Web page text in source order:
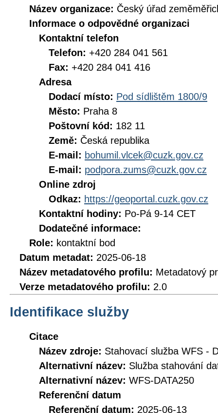
Název organizace: Český úřad
Informace o odpovědné organizaci
Kontaktní telefon
Telefon: +420 284 041 561
Fax: +420 284 041 416
Adresa
Dodací místo: Pod sídlištěm 1800/9
Město: Praha 8
Poštovní kód: 182 11
Země: Česká republika
E-mail: bohumil.vlcek@cuzk.gov.cz
E-mail: podpora.zums@cuzk.gov.cz
Online zdroj
Odkaz: https://geoportal.cuzk.gov.cz
Kontaktní hodiny: Po-Pá 9-14 CET
Dodatečné informace:
Role: kontaktní bod
Datum metadat: 2025-06-18
Název metadatového profilu: Metadatový
Verze metadatového profilu: 2.0
Identifikace služby
Citace
Název zdroje: Stahovací služba WFS -
Alternativní název: Služba stahování
Alternativní název: WFS-DATA250
Referenční datum
Referenční datum: 2025-06-13